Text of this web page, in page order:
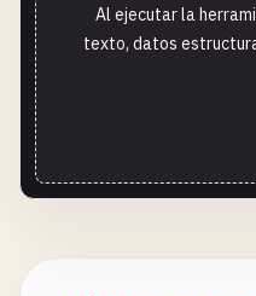
Al ejecutar la
texto, datos